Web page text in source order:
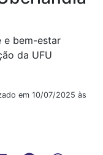
e bem-estar
da UFU
em 10/07/2025 às